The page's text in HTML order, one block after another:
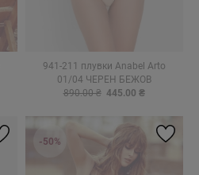
941-211 плувки Anabel Arto
01/04 ЧЕРЕН БЕЖОВ
890.00 ₴ 445.00 ₴
-50%